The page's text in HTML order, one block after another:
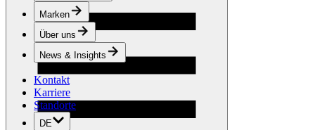
Bekleidung & Schuhe
Mode
Sportbekleidung
Schuhe
Hobbyschneiderei
Bauwesen
Entwässerung
Marken
Über uns
News & Insights
Kontakt
Karriere
Standorte
DE